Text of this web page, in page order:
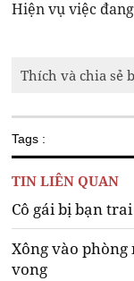
Hiện vụ việc
Thích và chia sẻ
Tags :
TIN LIÊN QUAN
Cô gái bị bạn
Xông vào
vong